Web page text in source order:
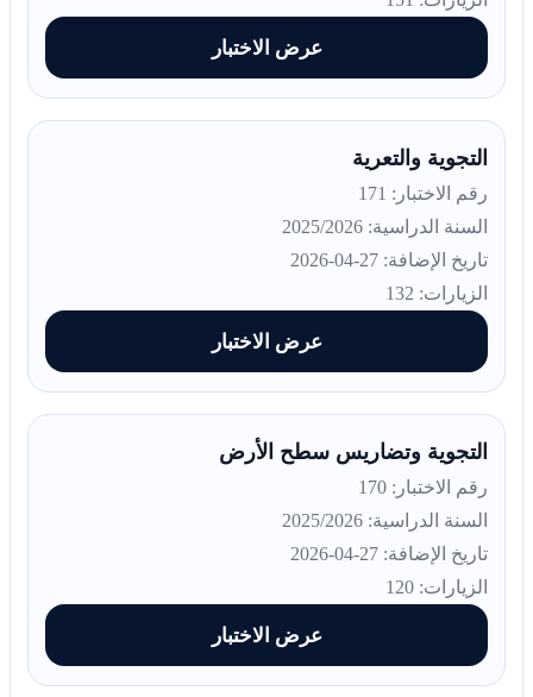
عرض الاختبار
التجوية والتعرية
رقم الاختبار: 171
السنة الدراسية: 2025/2026
تاريخ الإضافة: 27-04-2026
الزيارات: 132
عرض الاختبار
التجوية وتضاريس سطح الأرض
رقم الاختبار: 170
السنة الدراسية: 2025/2026
تاريخ الإضافة: 27-04-2026
الزيارات: 120
عرض الاختبار